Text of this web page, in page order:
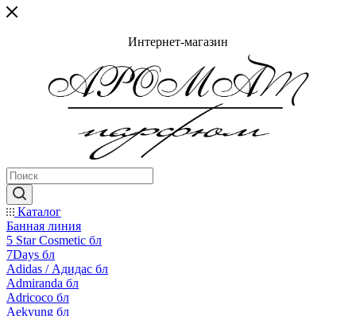
Интернет-магазин
Каталог
Банная линия
5 Star Cosmetic бл
7Days бл
Adidas / Адидас бл
Admiranda бл
Adricoco бл
Aekyung бл